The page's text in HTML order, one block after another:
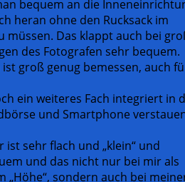
bequem an die
heran ohne den Rucksack im
müssen. Das klappt auch bei
des Fotografen sehr bequem.
groß genug bemessen, auch
ein weiteres Fach integriert in
und Smartphone
ist sehr flach und „klein“ und
und das nicht nur bei mir als
„Höhe“, sondern auch bei